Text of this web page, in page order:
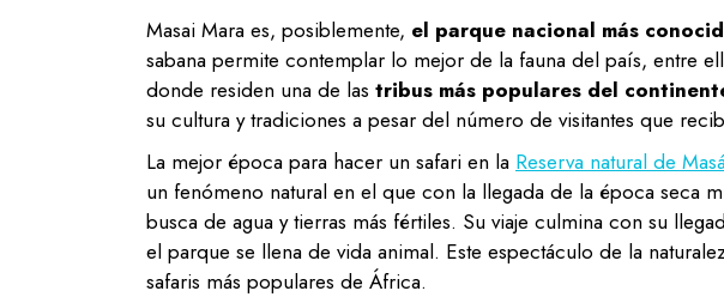
Masai Mara es, posiblemente, el parque nacional más
sabana permite contemplar lo mejor de la fauna del país, entre
donde residen una de las tribus más populares del
su cultura y tradiciones a pesar del número de visitantes que
La mejor época para hacer un safari en la Reserva natural de
un fenómeno natural en el que con la llegada de la época seca
busca de agua y tierras más fértiles. Su viaje culmina con su
el parque se llena de vida animal. Este espectáculo de la
safaris más populares de África.